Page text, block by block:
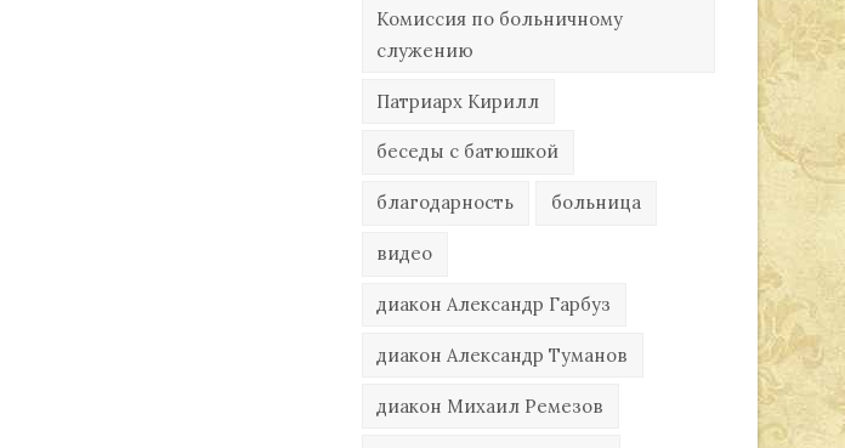
Комиссия по больничному
служению
Патриарх Кирилл
беседы с батюшкой
благодарность больница
видео
диакон Александр Гарбуз
диакон Александр Туманов
диакон Михаил Ремезов